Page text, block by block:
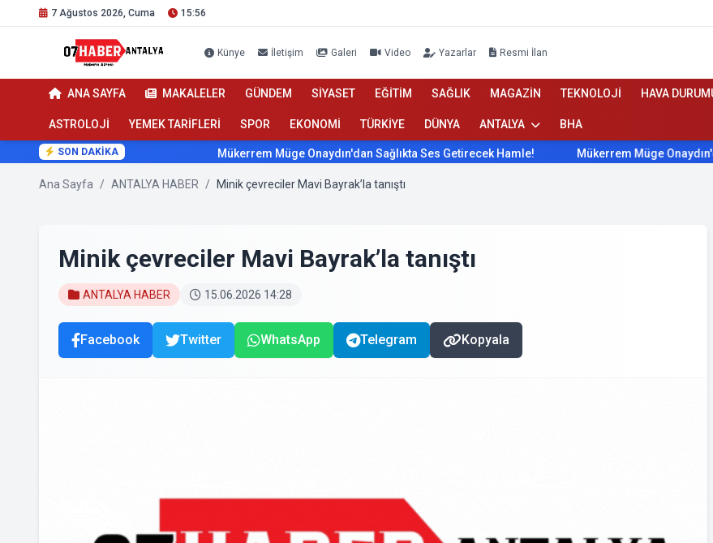
7 Ağustos 2026, Cuma 15:56
Künye İletişim Galeri Video Yazarlar Resmi İlan
ANA SAYFA MAKALELER GÜNDEM SİYASET EĞİTİM SAĞLIK MAGAZİN TEKNOLOJİ HAVA
ASTROLOJİ YEMEK TARİFLERİ SPOR EKONOMİ TÜRKİYE DÜNYA ANTALYA BHA
SON DAKİKA Mükerrem Müge Onaydın'dan Sağlıkta Ses Getirecek Hamle! Mükerrem Müge Onaydın'dan
Ana Sayfa / ANTALYA HABER / Minik çevreciler Mavi Bayrak’la tanıştı
Minik çevreciler Mavi Bayrak’la tanıştı
ANTALYA HABER 15.06.2026 14:28
Facebook Twitter WhatsApp Telegram Kopyala